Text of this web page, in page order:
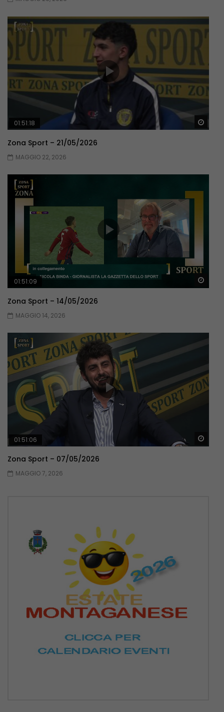
01:51:18
Zona Sport – 21/05/2026
MAGGIO 22, 2026
01:51:09
Zona Sport – 14/05/2026
MAGGIO 14, 2026
01:51:06
Zona Sport – 07/05/2026
MAGGIO 7, 2026